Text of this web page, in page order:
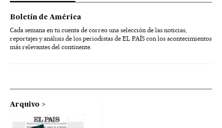
Boletín de América
Cada semana en tu cuenta de correo una selección de las noticias,
reportajes y análisis de los periodistas de EL PAÍS con los acontecimientos
más relevantes del continente.
Arquivo